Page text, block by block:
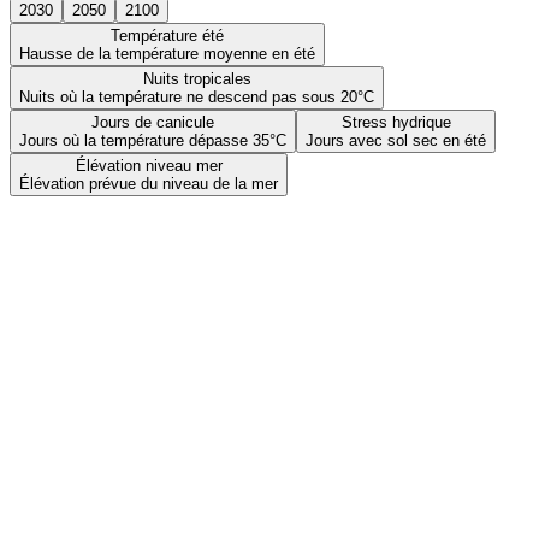
2030 2050
2100
Température été
Hausse de la température moyenne en été
Nuits tropicales
Nuits où la température ne descend pas sous 20°C
Jours de canicule
Jours où la température dépasse 35°C
Stress hydrique
Jours avec sol sec en été
Élévation niveau mer
Élévation prévue du niveau de la mer